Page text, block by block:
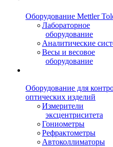
Оборудование Mettler
Лабораторное
оборудование
Аналитические
Весы и весовое
оборудование
Оборудование для
оптических изделий
Измерители
эксцентриситета
Гониометры
Рефрактометры
Автоколлиматоры